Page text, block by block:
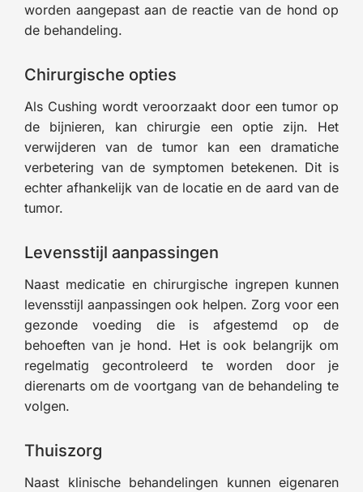
worden aangepast aan de reactie van de hond op
de behandeling.
Chirurgische opties
Als Cushing wordt veroorzaakt door een tumor op
de bijnieren, kan chirurgie een optie zijn. Het
verwijderen van de tumor kan een dramatiche
verbetering van de symptomen betekenen. Dit is
echter afhankelijk van de locatie en de aard van de
tumor.
Levensstijl aanpassingen
Naast medicatie en chirurgische ingrepen kunnen
levensstijl aanpassingen ook helpen. Zorg voor een
gezonde voeding die is afgestemd op de
behoeften van je hond. Het is ook belangrijk om
regelmatig gecontroleerd te worden door je
dierenarts om de voortgang van de behandeling te
volgen.
Thuiszorg
Naast klinische behandelingen kunnen eigenaren